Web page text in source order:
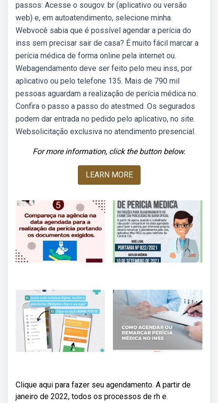
passos: Acesse o sougov. br (aplicativo ou versão
web) e, em autoatendimento, selecione minha.
Webvocê sabia que é possível agendar a perícia do
inss sem precisar sair de casa? É muito fácil marcar a
perícia médica de forma online pela internet ou.
Webagendamento deve ser feito pelo meu inss, por
aplicativo ou pelo telefone 135. Mais de 790 mil
pessoas aguardam a realização de perícia médica no.
Confira o passo a passo do atestmed. Os segurados
podem dar entrada no pedido pelo aplicativo, no site.
Websolicitação exclusiva no atendimento presencial.
For more information, click the button below.
LEARN MORE
Clique aqui para fazer seu agendamento. A partir de
janeiro de 2022, todos os processos de rh e.